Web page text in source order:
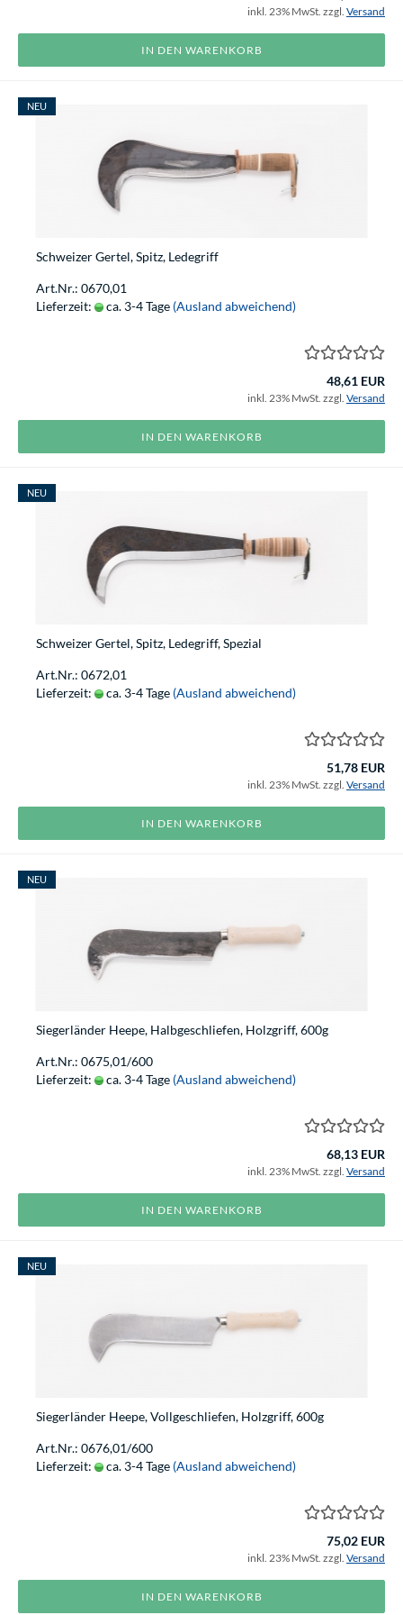
inkl. 23% MwSt. zzgl. Versand
IN DEN WARENKORB
NEU
Schweizer Gertel, Spitz, Ledegriff
Art.Nr.: 0670,01
Lieferzeit:
ca. 3-4 Tage (Ausland abweichend)
48,61 EUR
inkl. 23% MwSt. zzgl. Versand
IN DEN WARENKORB
NEU
Schweizer Gertel, Spitz, Ledegriff, Spezial
Art.Nr.: 0672,01
Lieferzeit:
ca. 3-4 Tage (Ausland abweichend)
51,78 EUR
inkl. 23% MwSt. zzgl. Versand
IN DEN WARENKORB
NEU
Siegerländer Heepe, Halbgeschliefen, Holzgriff, 600g
Art.Nr.: 0675,01/600
Lieferzeit:
ca. 3-4 Tage (Ausland abweichend)
68,13 EUR
inkl. 23% MwSt. zzgl. Versand
IN DEN WARENKORB
NEU
Siegerländer Heepe, Vollgeschliefen, Holzgriff, 600g
Art.Nr.: 0676,01/600
Lieferzeit:
ca. 3-4 Tage (Ausland abweichend)
75,02 EUR
inkl. 23% MwSt. zzgl. Versand
IN DEN WARENKORB